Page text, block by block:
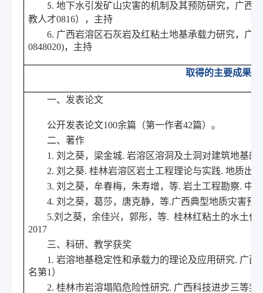
5. 地下水引发矿山灾害的机制及其预防研究，广西
教人才0816），主持
6. 广西岩溶区石灰岩及红粘土地基承载力研究，广
0848020)，主持
取得的主要成果
一、发表论文
公开发表论文100余篇（第一作者42篇）。
二、著作
1. 刘之葵，梁金城. 岩溶区溶洞及土洞对建筑地基的
2. 刘之葵. 桂林岩溶区岩土工程理论与实践. 地质出
3. 刘之葵，牟春梅，朱寿增，等. 岩土工程勘察. 中
4. 刘之葵，葛莎，唐克静，等.广西典型地质灾害预
5.刘之葵，余佳兴，郭彤，等. 桂林红粘土的水土作
2017
三、科研、教学获奖
1. 岩溶地基稳定性和承载力的理论及应用研究. 广西
名第1）
2. 桂林市岩溶塌陷危险性研究. 广西科技进步三等奖